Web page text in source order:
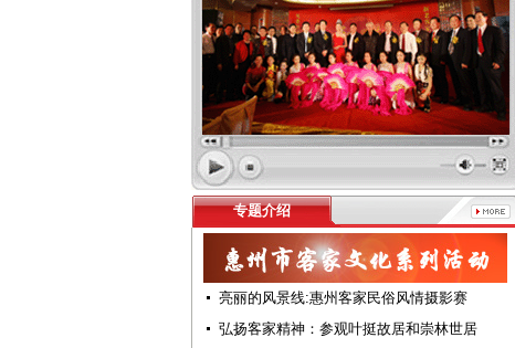
专题介绍
亮丽的风景线:惠州客家民俗风情摄影赛
弘扬客家精神：参观叶挺故居和崇林世居